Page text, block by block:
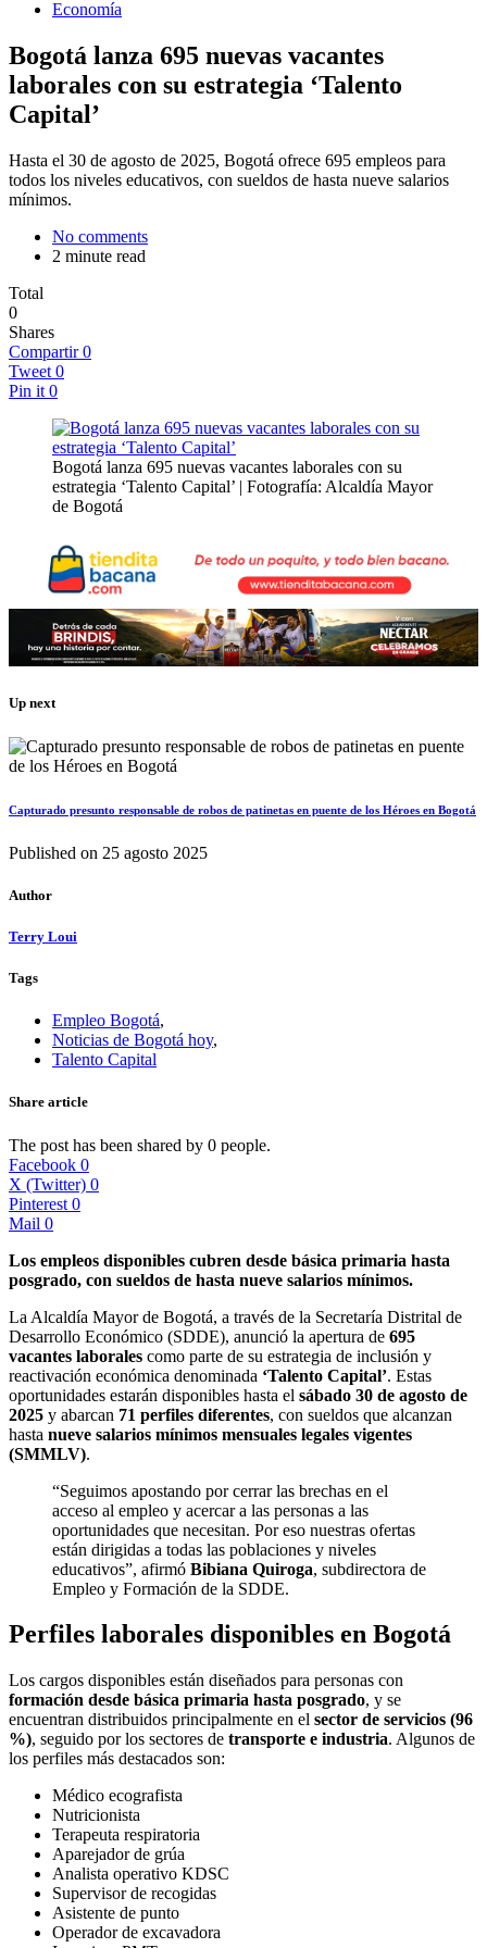
Economía
Bogotá lanza 695 nuevas vacantes
laborales con su estrategia ‘Talento
Capital’
Hasta el 30 de agosto de 2025, Bogotá ofrece 695 empleos para
todos los niveles educativos, con sueldos de hasta nueve salarios
mínimos.
No comments
2 minute read
Total
0
Shares
Compartir 0
Tweet 0
Pin it 0
Bogotá lanza 695 nuevas vacantes laborales con su
estrategia ‘Talento Capital’ | Fotografía: Alcaldía Mayor
de Bogotá
Up next
Capturado presunto responsable de robos de patinetas en puente de los Héroes en Bogotá
Published on 25 agosto 2025
Author
Terry Loui
Tags
Empleo Bogotá,
Noticias de Bogotá hoy,
Talento Capital
Share article
The post has been shared by 0 people.
Facebook 0
X (Twitter) 0
Pinterest 0
Mail 0
Los empleos disponibles cubren desde básica primaria hasta
posgrado, con sueldos de hasta nueve salarios mínimos.
La Alcaldía Mayor de Bogotá, a través de la Secretaría Distrital de
Desarrollo Económico (SDDE), anunció la apertura de 695
vacantes laborales como parte de su estrategia de inclusión y
reactivación económica denominada ‘Talento Capital’. Estas
oportunidades estarán disponibles hasta el sábado 30 de agosto de
2025 y abarcan 71 perfiles diferentes, con sueldos que alcanzan
hasta nueve salarios mínimos mensuales legales vigentes
(SMMLV).
“Seguimos apostando por cerrar las brechas en el
acceso al empleo y acercar a las personas a las
oportunidades que necesitan. Por eso nuestras ofertas
están dirigidas a todas las poblaciones y niveles
educativos”, afirmó Bibiana Quiroga, subdirectora de
Empleo y Formación de la SDDE.
Perfiles laborales disponibles en Bogotá
Los cargos disponibles están diseñados para personas con
formación desde básica primaria hasta posgrado, y se
encuentran distribuidos principalmente en el sector de servicios (96
%), seguido por los sectores de transporte e industria. Algunos de
los perfiles más destacados son:
Médico ecografista
Nutricionista
Terapeuta respiratoria
Aparejador de grúa
Analista operativo KDSC
Supervisor de recogidas
Asistente de punto
Operador de excavadora